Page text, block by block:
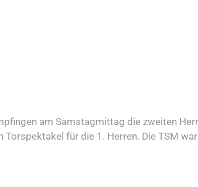
am Samstagmittag die zweiten
für die 1. Herren. Die TSM